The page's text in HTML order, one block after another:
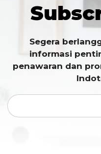
Segera
informasi
penawaran dan